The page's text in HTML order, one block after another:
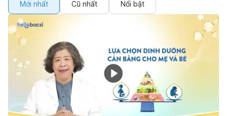
Mới nhất Cũ nhất Nổi bật